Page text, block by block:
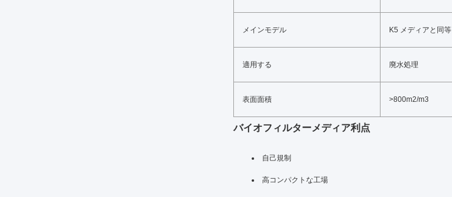
メインモデル K5 メディアと同等
適用する 廃水処理
表面面積 >800m2/m3
バイオフィルターメディア利点
自己規制
高コンパクトな工場